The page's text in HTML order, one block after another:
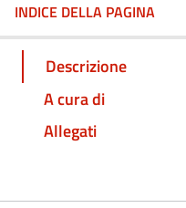
INDICE DELLA PAGINA
Descrizione
A cura di
Allegati